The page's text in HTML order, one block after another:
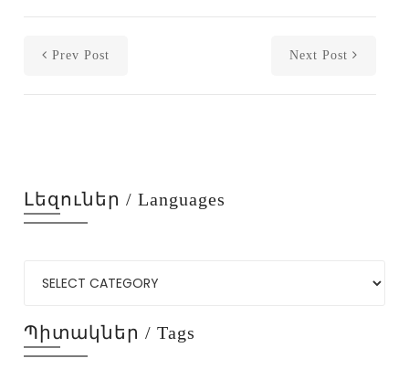
Prev Post Next Post
Լեզուներ / Languages
Պիտակներ / Tags